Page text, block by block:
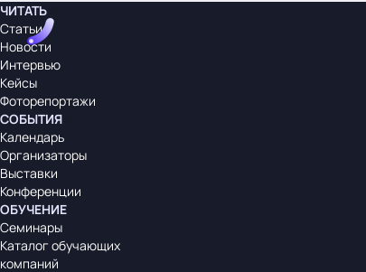
ЧИТАТЬ
Статьи
Новости
Интервью
Кейсы
Фоторепортажи
СОБЫТИЯ
Календарь
Организаторы
Выставки
Конференции
ОБУЧЕНИЕ
Семинары
Каталог обучающих
компаний